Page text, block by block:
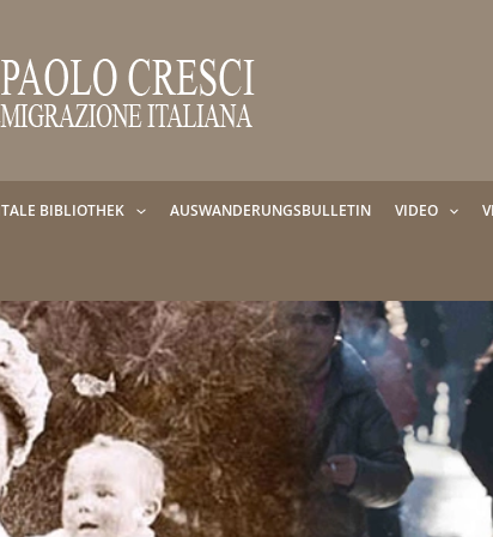
BIBLIOTHEK AUSWANDERUNGSBULLETIN VIDEO